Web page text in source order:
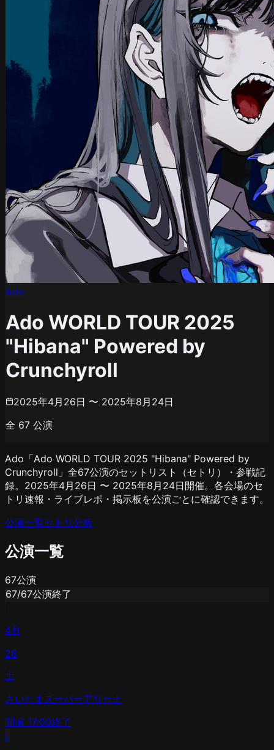
Ado
Ado WORLD TOUR 2025
"Hibana" Powered by
Crunchyroll
2025年4月26日 〜 2025年8月24日
全 67 公演
Ado「Ado WORLD TOUR 2025 "Hibana" Powered by
Crunchyroll」全67公演のセットリスト（セトリ）・参戦記
録。2025年4月26日 〜 2025年8月24日開催。各会場のセ
トリ速報・ライブレポ・掲示板を公演ごとに確認できます。
公演一覧セトリ分析
公演一覧
67公演
67/67公演終了
4月
26
土
さいたまスーパーアリーナ
開演 17:00終了
›